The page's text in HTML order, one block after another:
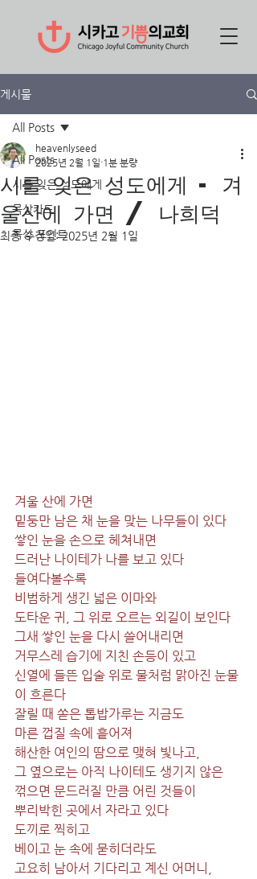
게시물
All Posts
시를 잊은 성도에게
묵상카드
묵상 포인트
All Posts
시를 잊은 성도에게 - 겨
울산에 가면 / 나희덕
heavenlyseed
2025년 2월 1일 1분 분량
최종 수정일:2025년 2월 1일
겨울 산에 가면
밑둥만 남은 채 눈을 맞는 나무들이 있다
쌓인 눈을 손으로 헤쳐내면
드러난 나이테가 나를 보고 있다
들여다볼수록
비범하게 생긴 넓은 이마와
도타운 귀, 그 위로 오르는 외길이 보인다
그새 쌓인 눈을 다시 쓸어내리면
거무스레 습기에 지친 손등이 있고
신열에 들뜬 입술 위로 물처럼 맑아진 눈물
이 흐른다
잘릴 때 쏟은 톱밥가루는 지금도
마른 껍질 속에 흩어져
해산한 여인의 땀으로 맺혀 빛나고,
그 옆으로는 아직 나이테도 생기지 않은
꺾으면 문드러질 만큼 어린 것들이
뿌리박힌 곳에서 자라고 있다
도끼로 찍히고
베이고 눈 속에 묻히더라도
고요히 남아서 기다리고 계신 어머니,